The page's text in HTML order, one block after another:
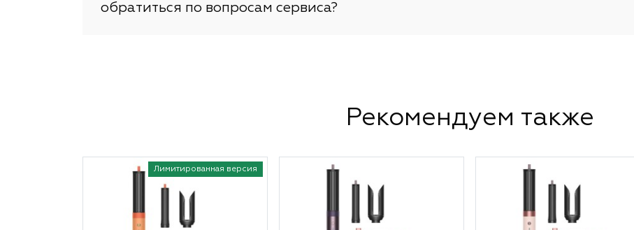
обратиться по вопросам сервиса?
Рекомендуем также
Лимитированная версия